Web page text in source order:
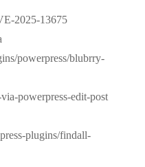
2025-13675
powerpress/blubrry-
powerpress-edit-post
plugins/findall-